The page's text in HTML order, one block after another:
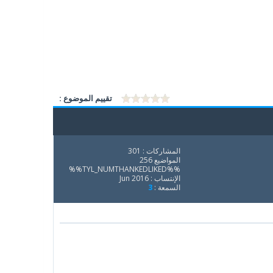
تقييم الموضوع :
المشاركات : 301
المواضيع 256
%%TYL_NUMTHANKEDLIKED%%
الإنتساب : Jun 2016
السمعة : 3